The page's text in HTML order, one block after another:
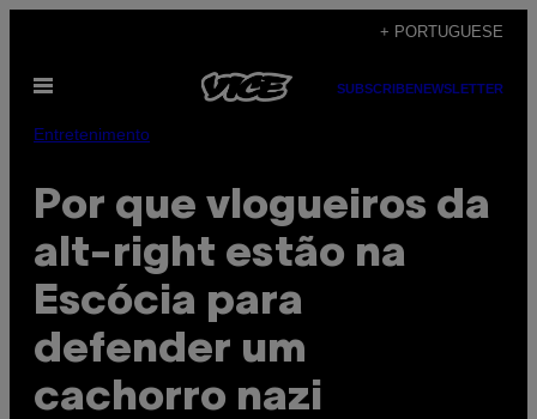
content
+ PORTUGUESE
Open
SUBSCRIBENEWSLETTER
Entretenimento
Por que vlogueiros da
alt-right estão na
Escócia para
defender um
cachorro nazi